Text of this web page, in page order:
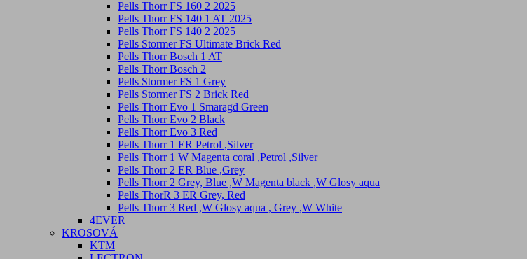
Pells Thorr FS 160 2 2025
Pells Thorr FS 140 1 AT 2025
Pells Thorr FS 140 2 2025
Pells Stormer FS Ultimate Brick Red
Pells Thorr Bosch 1 AT
Pells Thorr Bosch 2
Pells Stormer FS 1 Grey
Pells Stormer FS 2 Brick Red
Pells Thorr Evo 1 Smaragd Green
Pells Thorr Evo 2 Black
Pells Thorr Evo 3 Red
Pells Thorr 1 ER Petrol ,Silver
Pells Thorr 1 W Magenta coral ,Petrol ,Silver
Pells Thorr 2 ER Blue ,Grey
Pells Thorr 2 Grey, Blue ,W Magenta black ,W Glosy aqua
Pells ThorR 3 ER Grey, Red
Pells Thorr 3 Red ,W Glosy aqua , Grey ,W White
4EVER
KROSOVÁ
KTM